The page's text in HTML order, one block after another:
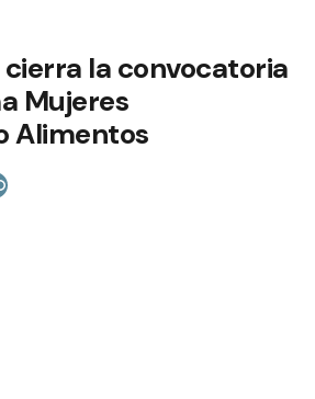
cierra la convocatoria
Mujeres
Alimentos